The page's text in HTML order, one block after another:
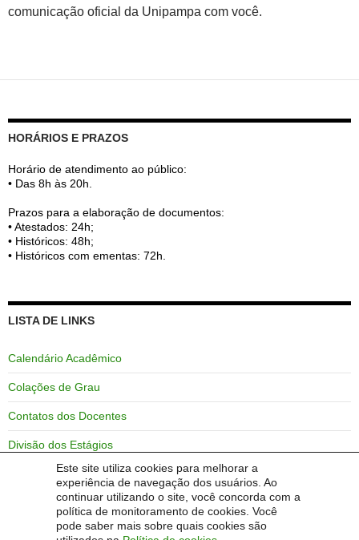
Este site utiliza cookies para melhorar a
experiência de navegação dos usuários. Ao
continuar utilizando o site, você concorda com a
política de monitoramento de cookies. Você
pode saber mais sobre quais cookies são
comunicação oficial da Unipampa com você.
HORÁRIOS E PRAZOS
Horário de atendimento ao público:
• Das 8h às 20h.
Prazos para a elaboração de documentos:
• Atestados: 24h;
• Históricos: 48h;
• Históricos com ementas: 72h.
LISTA DE LINKS
Calendário Acadêmico
Colações de Grau
Contatos dos Docentes
Divisão dos Estágios
Horários das Aulas
Unipampa – Campus Alegrete